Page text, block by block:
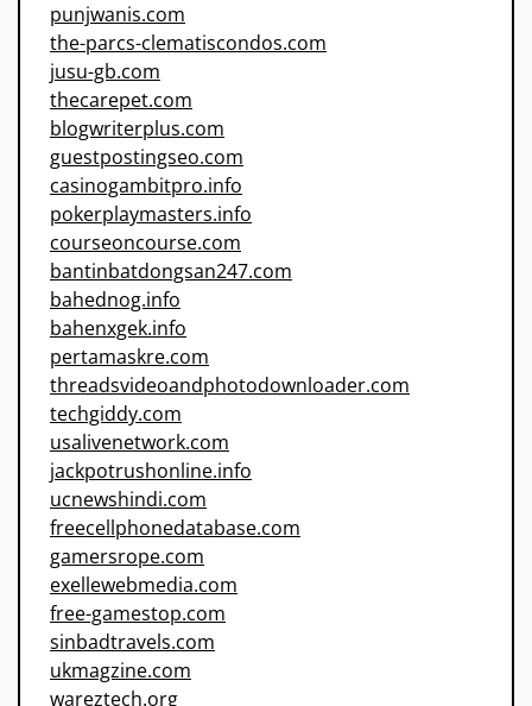
punjwanis.com
the-parcs-clematiscondos.com
jusu-gb.com
thecarepet.com
blogwriterplus.com
guestpostingseo.com
casinogambitpro.info
pokerplaymasters.info
courseoncourse.com
bantinbatdongsan247.com
bahednog.info
bahenxgek.info
pertamaskre.com
threadsvideoandphotodownloader.com
techgiddy.com
usalivenetwork.com
jackpotrushonline.info
ucnewshindi.com
freecellphonedatabase.com
gamersrope.com
exellewebmedia.com
free-gamestop.com
sinbadtravels.com
ukmagzine.com
wareztech.org